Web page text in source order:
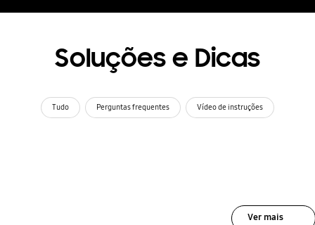
Soluções e Dicas
Tudo Perguntas frequentes Vídeo de instruções
Ver mais